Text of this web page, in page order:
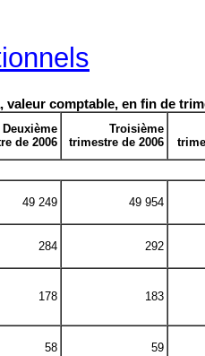
valeur comptable, en fin de
Deuxième
de 2006
Troisième
trimestre de 2006
49 249 49 954
284 292
178 183
58 59